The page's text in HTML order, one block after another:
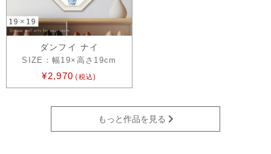
ダンフイ ナイ
SIZE：幅19×高さ19cm
¥2,970 (税込)
もっと作品を見る